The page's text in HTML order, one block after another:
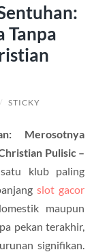
Tanpa
/ STICKY
Merosotnya
Pulisic –
klub paling
slot gacor
maupun
pekan terakhir,
signifikan.